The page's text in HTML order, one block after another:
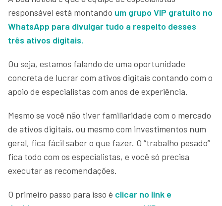
responsável está montando um grupo VIP gratuito no
WhatsApp para divulgar tudo a respeito desses
três ativos digitais.
Ou seja, estamos falando de uma oportunidade
concreta de lucrar com ativos digitais contando com o
apoio de especialistas com anos de experiência.
Mesmo se você não tiver familiaridade com o mercado
de ativos digitais, ou mesmo com investimentos num
geral, fica fácil saber o que fazer. O “trabalho pesado”
fica todo com os especialistas, e você só precisa
executar as recomendações.
O primeiro passo para isso é clicar no link e